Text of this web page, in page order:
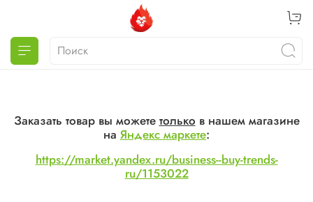
Заказать товар вы можете только в нашем магазине
на Яндекс маркете:
https://market.yandex.ru/business--buy-trends-
ru/1153022